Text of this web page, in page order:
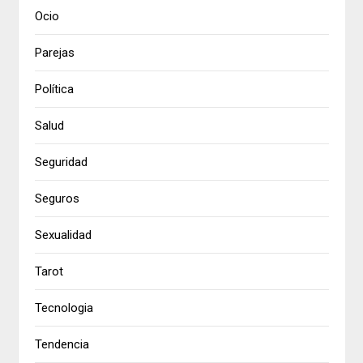
Ocio
Parejas
Política
Salud
Seguridad
Seguros
Sexualidad
Tarot
Tecnologia
Tendencia